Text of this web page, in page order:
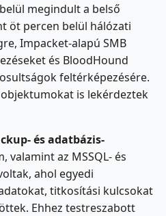
megindult a belső
öt percen belül hálózati
Impacket-alapú SMB
és BloodHound
feltérképezésére.
is lekérdeztek
és adatbázis-
valamint az MSSQL- és
ahol egyedi
titkosítási kulcsokat
Ehhez testreszabott